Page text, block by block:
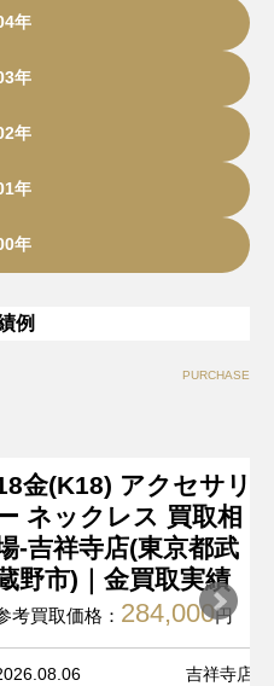
年
年
年
年
年
例
PURCHASE
金(K18) アクセサリ
ネックレス 買取相
-吉祥寺店(東京都武
野市)｜金買取実績
考買取価格： 284,000円
吉祥寺店